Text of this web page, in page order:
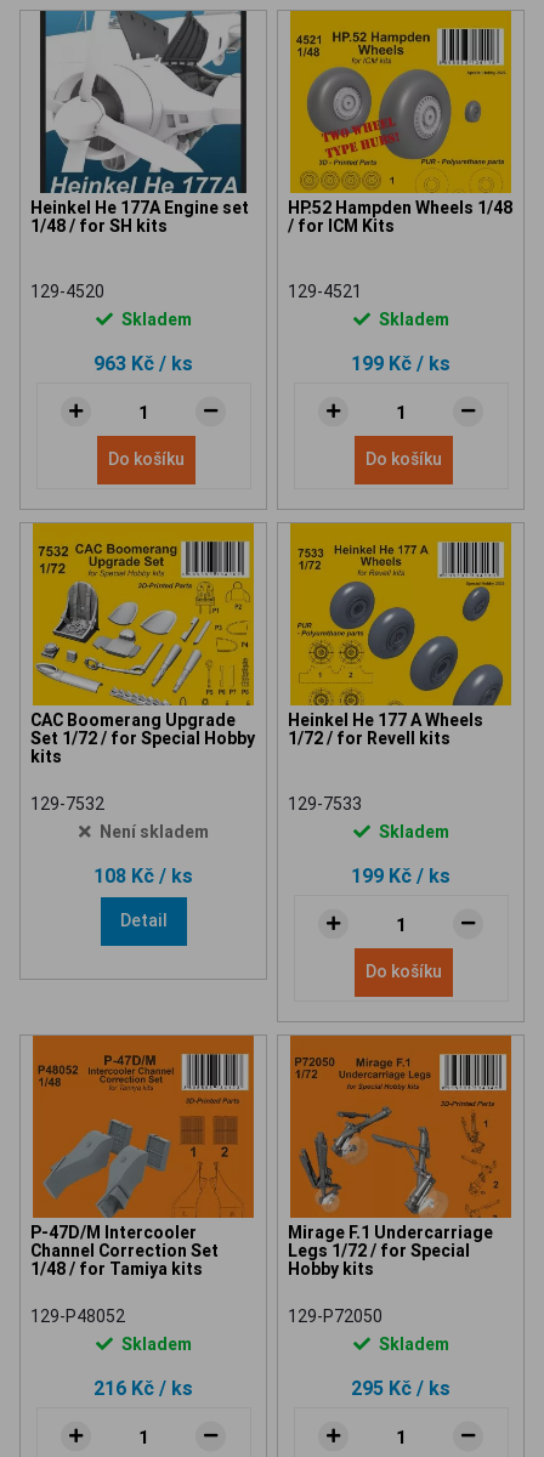
Heinkel He 177A Engine set
1/48 / for SH kits
129-4520
Skladem
963 Kč / ks
Do košíku
HP.52 Hampden Wheels 1/48
/ for ICM Kits
129-4521
Skladem
199 Kč / ks
Do košíku
CAC Boomerang Upgrade
Set 1/72 / for Special Hobby
kits
129-7532
Není skladem
108 Kč / ks
Detail
Heinkel He 177 A Wheels
1/72 / for Revell kits
129-7533
Skladem
199 Kč / ks
Do košíku
P-47D/M Intercooler
Channel Correction Set
1/48 / for Tamiya kits
129-P48052
Skladem
216 Kč / ks
Mirage F.1 Undercarriage
Legs 1/72 / for Special
Hobby kits
129-P72050
Skladem
295 Kč / ks